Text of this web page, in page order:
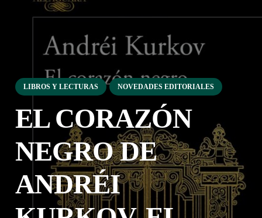
LIBROS Y LECTURAS NOVEDADES EDITORIALES
EL CORAZÓN
NEGRO DE
ANDRÉI